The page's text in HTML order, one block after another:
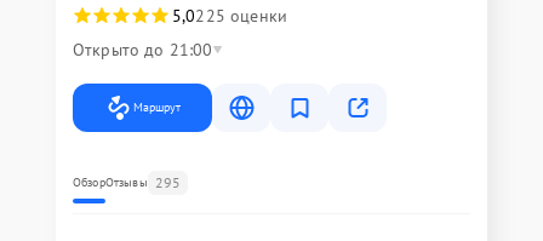
5,0225 оценки
Открыто до 21:00
Маршрут
ОбзорОтзывы 295